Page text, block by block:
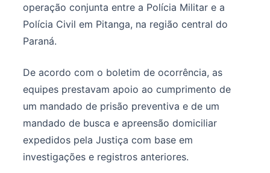
operação conjunta entre a Polícia Militar e a
Polícia Civil em Pitanga, na região central do
Paraná.
De acordo com o boletim de ocorrência, as
equipes prestavam apoio ao cumprimento de
um mandado de prisão preventiva e de um
mandado de busca e apreensão domiciliar
expedidos pela Justiça com base em
investigações e registros anteriores.